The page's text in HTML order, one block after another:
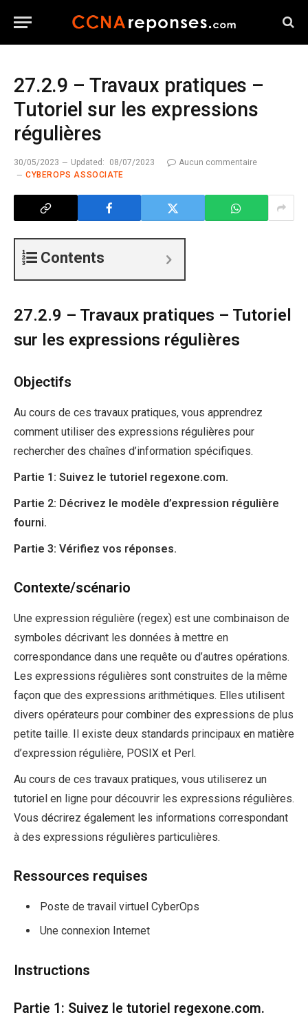
27.2.9 – Travaux pratiques –
Tutoriel sur les expressions
régulières
30/05/2023 Updated: 08/07/2023
Aucun commentaire
CYBEROPS ASSOCIATE
Contents
27.2.9 – Travaux pratiques – Tutoriel
sur les expressions régulières
Objectifs
Au cours de ces travaux pratiques, vous apprendrez
comment utiliser des expressions régulières pour
rechercher des chaînes d’information spécifiques.
Partie 1: Suivez le tutoriel regexone.com.
Partie 2: Décrivez le modèle d’expression régulière
fourni.
Partie 3: Vérifiez vos réponses.
Contexte/scénario
Une expression régulière (regex) est une combinaison de
symboles décrivant les données à mettre en
correspondance dans une requête ou d’autres opérations.
Les expressions régulières sont construites de la même
façon que des expressions arithmétiques. Elles utilisent
divers opérateurs pour combiner des expressions de plus
petite taille. Il existe deux standards principaux en matière
d’expression régulière, POSIX et Perl.
Au cours de ces travaux pratiques, vous utiliserez un
tutoriel en ligne pour découvrir les expressions régulières.
Vous décrirez également les informations correspondant
à des expressions régulières particulières.
Ressources requises
Poste de travail virtuel CyberOps
Une connexion Internet
Instructions
Partie 1: Suivez le tutoriel regexone.com.